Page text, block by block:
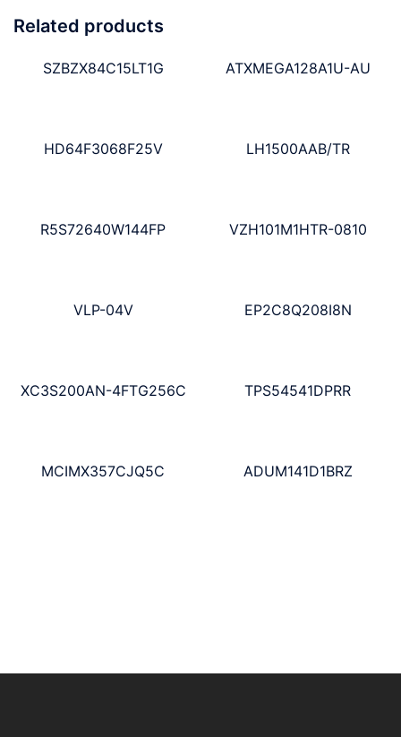
Related products
SZBZX84C15LT1G ATXMEGA128A1U-AU
HD64F3068F25V LH1500AAB/TR
R5S72640W144FP VZH101M1HTR-0810
VLP-04V EP2C8Q208I8N
XC3S200AN-4FTG256C TPS54541DPRR
MCIMX357CJQ5C ADUM141D1BRZ